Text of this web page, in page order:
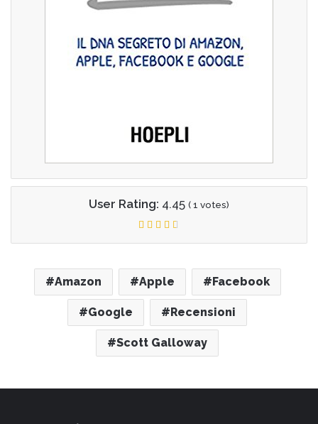
User Rating: 4.45 (1 votes)
Amazon Apple Facebook
Google Recensioni
Scott Galloway